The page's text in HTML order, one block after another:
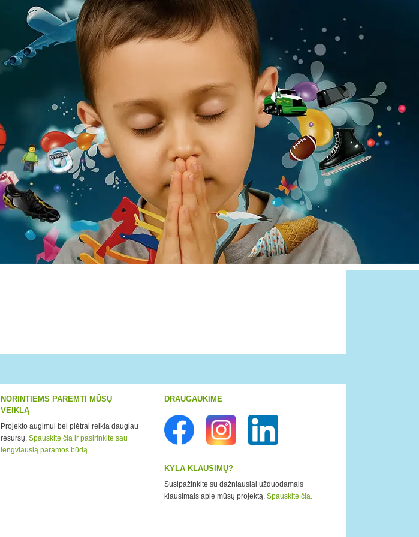
NORINTIEMS PAREMTI MŪSŲ
VEIKLĄ
Projekto augimui bei plėtrai reikia daugiau
resursų. Spauskite čia ir pasirinkite sau
lengviausią paramos būdą.
DRAUGAUKIME
KYLA KLAUSIMŲ?
Susipažinkite su dažniausiai užduodamais
klausimais apie mūsų projektą. Spauskite čia.